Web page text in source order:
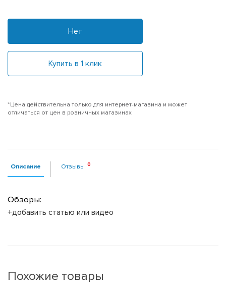
Нет
Купить в 1 клик
*Цена действительна только для интернет-магазина и может
отличаться от цен в розничных магазинах
Описание Отзывы
Обзоры:
+добавить статью или видео
Похожие товары